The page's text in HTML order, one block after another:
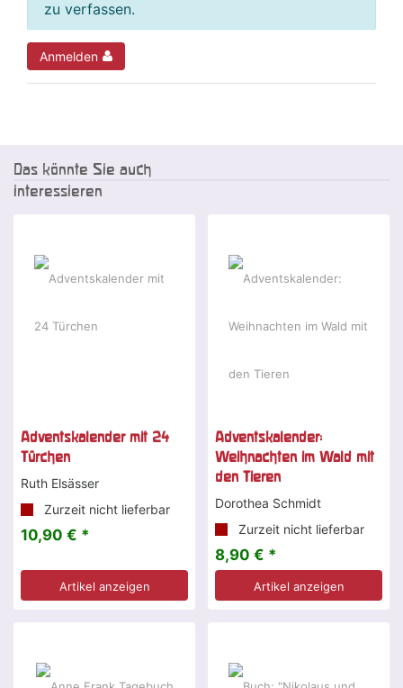
zu verfassen.
Anmelden
Das könnte Sie auch
interessieren
Adventskalender mit 24
Türchen
Ruth Elsässer
Zurzeit nicht lieferbar
10,90 € *
Artikel anzeigen
Adventskalender:
Weihnachten im Wald mit
den Tieren
Dorothea Schmidt
Zurzeit nicht lieferbar
8,90 € *
Artikel anzeigen